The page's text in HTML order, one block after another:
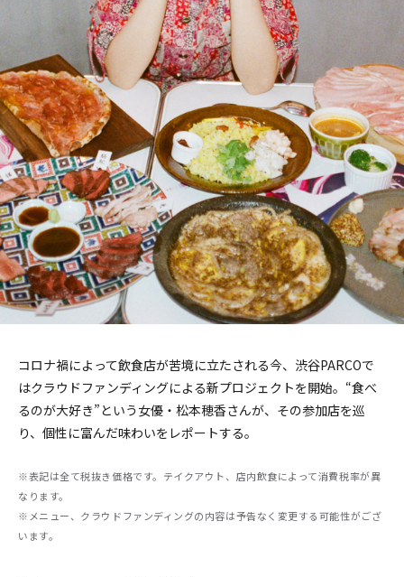
コロナ禍によって飲食店が苦境に立たされる今、渋谷PARCOで
はクラウドファンディングによる新プロジェクトを開始。“食べ
るのが大好き”という女優・松本穂香さんが、その参加店を巡
り、個性に富んだ味わいをレポートする。
※表記は全て税抜き価格です。テイクアウト、店内飲食によって消費税率が異
なります。
※メニュー、クラウドファンディングの内容は予告なく変更する可能性がござ
います。